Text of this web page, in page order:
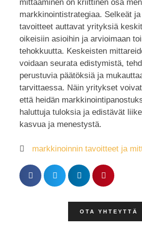
mittaaminen on kriittinen osa
markkinointistrategiaa. Selkeät
tavoitteet auttavat yrityksiä
oikeisiin asioihin ja arvioimaan
tehokkuutta. Keskeisten
voidaan seurata edistymistä,
perustuvia päätöksiä ja
tarvittaessa. Näin yritykset
että heidän
haluttuja tuloksia ja edistävät
kasvua ja menestystä.
markkinoinnin tavoitteet ja
OTA YHTEYTTÄ